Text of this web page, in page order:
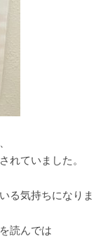
れていました。
る気持ちになりま
読んでは